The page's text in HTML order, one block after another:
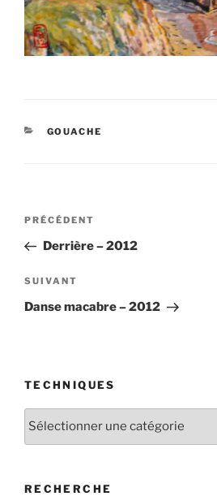
CATÉGORIES
GOUACHE
Navigation
l’article
Article
précédent
PRÉCÉDENT
Derrière – 2012
Article
suivant
SUIVANT
Danse macabre – 2012
TECHNIQUES
Techniques
RECHERCHE